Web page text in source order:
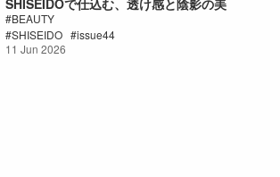
SHISEIDOで仕込む、透け感と陰影の美
BEAUTY
SHISEIDO
issue44
11 Jun 2026